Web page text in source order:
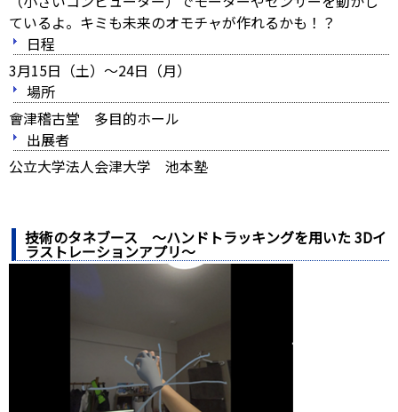
ているよ。キミも未来のオモチャが作れるかも！？
日程
3月15日（土）～24日（月）
場所
會津稽古堂 多目的ホール
出展者
公立大学法人会津大学 池本塾
技術のタネブース ～ハンドトラッキングを用いた 3Dイ
ラストレーションアプリ～